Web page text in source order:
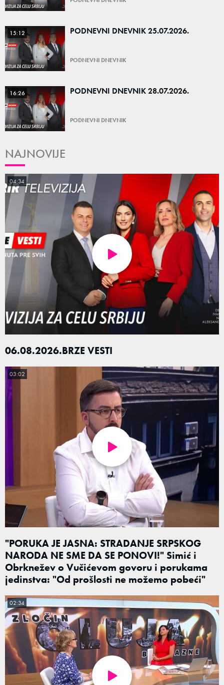
15:12 PODNEVNI DNEVNIK 25.07.2026.
PODNEVNI DNEVNIK
16:26 PODNEVNI DNEVNIK 28.07.2026.
PODNEVNI DNEVNIK
NAJNOVIJE
06.08.2026.BRZE VESTI
04:34
"PORUKA JE JASNA: STRADANJE SRPSKOG
NARODA NE SME DA SE PONOVI!" Simić i
Obrknežev o Vučićevom govoru i porukama
jedinstva: "Od prošlosti ne možemo pobeći"
03:02
02:34